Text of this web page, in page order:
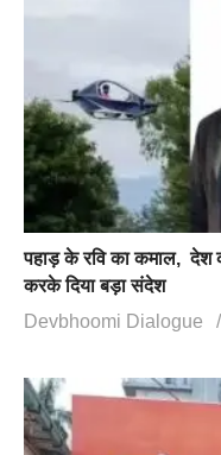
पहाड़ के रवि का कमाल, देश
करके दिया बड़ा संदेश
Devbhoomi Dialogue